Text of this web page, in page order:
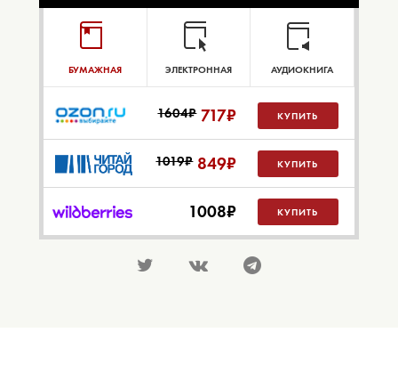
БУМАЖНАЯ ЭЛЕКТРОННАЯ АУДИОКНИГА
1604₽ 717₽ КУПИТЬ
1019₽ 849₽ КУПИТЬ
1008₽ КУПИТЬ